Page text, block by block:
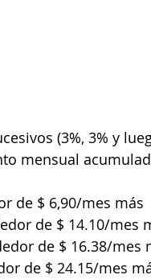
(3%, 3% y
mensual
de $ 6,90/mes más
de $ 14.10/mes
de $ 16.38/mes
de $ 24.15/mes